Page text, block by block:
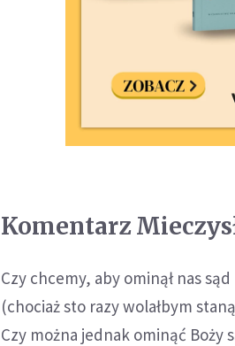
Komentarz
Czy chcemy, aby ominął nas
(chociaż sto razy wolałbym
Czy można jednak ominąć Boży